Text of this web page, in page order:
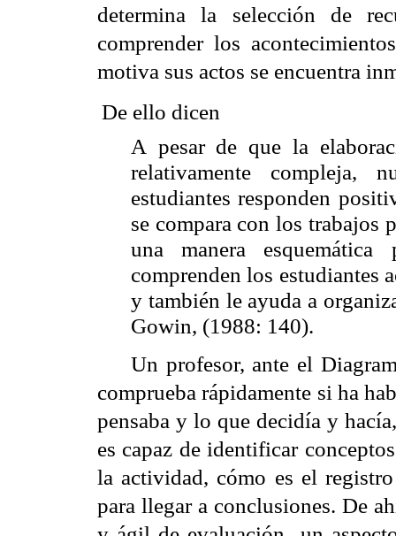
determina la selección de
comprender los
motiva sus actos se encuentra
De ello dicen
A pesar de que la
relativamente compleja,
estudiantes responden
se compara con los trabajos
una manera
comprenden los estudiantes
y también le ayuda a
Gowin, (1988: 140).
Un profesor, ante el
comprueba rápidamente si ha
pensaba y lo que decidía y
es capaz de identificar
la actividad, cómo es el
para llegar a conclusiones. De